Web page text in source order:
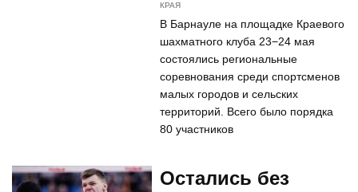
КРАЯ
В Барнауле на площадке Краевого
шахматного клуба 23−24 мая
состоялись региональные
соревнования среди спортсменов
малых городов и сельских
территорий. Всего было порядка
80 участников
Остались без